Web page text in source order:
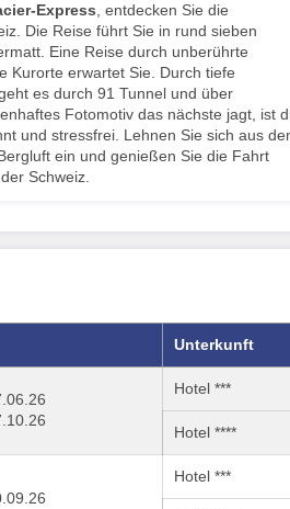
Express, entdecken Sie die
Die Reise führt Sie in rund sieben
Eine Reise durch unberührte
Kurorte erwartet Sie. Durch tiefe
es durch 91 Tunnel und über
Fotomotiv das nächste jagt, ist
und stressfrei. Lehnen Sie sich aus
ein und genießen Sie die Fahrt
Schweiz.
Unterkunft
Hotel ***
Hotel ****
Hotel ***